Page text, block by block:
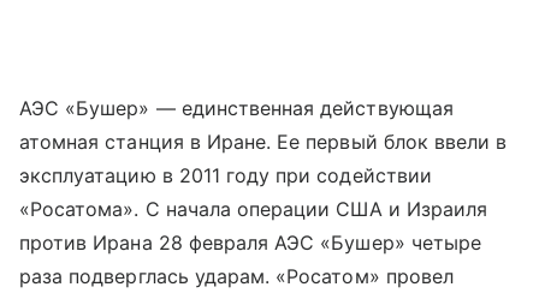
АЭС «Бушер» — единственная действующая
атомная станция в Иране. Ее первый блок ввели в
эксплуатацию в 2011 году при содействии
«Росатома». С начала операции США и Израиля
против Ирана 28 февраля АЭС «Бушер» четыре
раза подверглась ударам. «Росатом» провел